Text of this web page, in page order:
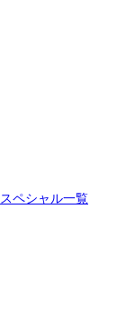
スペシャル一覧